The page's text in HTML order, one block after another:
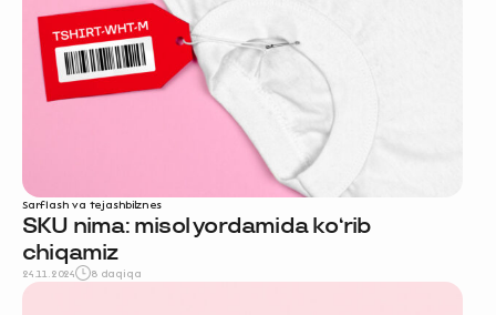
Sarflash va tejashbiznes
SKU nima: misol yordamida ko‘rib
chiqamiz
24.11.2024 8 daqiqa